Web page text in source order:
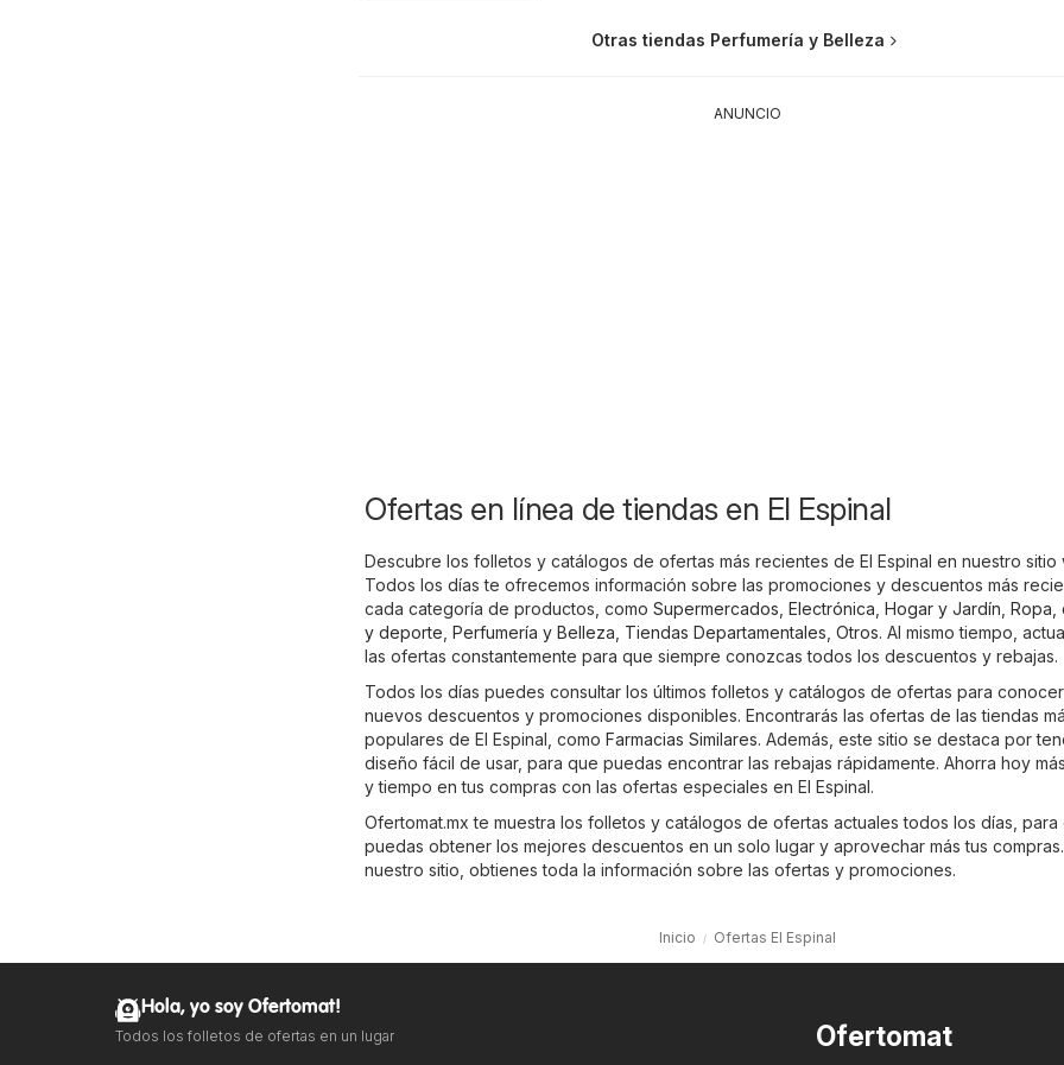
Otras tiendas Perfumería y Belleza
ANUNCIO
Ofertas en línea de tiendas en El Espinal
Descubre los folletos y catálogos de ofertas más recientes de El Espinal en nuestro sitio
Todos los días te ofrecemos información sobre las promociones y descuentos más
cada categoría de productos, como Supermercados Electrónica Hogar y Jardín Ropa,
y deporte Perfumería y Belleza Tiendas Departamentales Otros. Al mismo tiempo,
las ofertas constantemente para que siempre conozcas todos los descuentos y rebajas.
Todos los días puedes consultar los últimos folletos y catálogos de ofertas para
nuevos descuentos y promociones disponibles. Encontrarás las ofertas de las tiendas
populares de El Espinal, como Farmacias Similares. Además, este sitio se destaca por
diseño fácil de usar, para que puedas encontrar las rebajas rápidamente. Ahorra hoy
y tiempo en tus compras con las ofertas especiales en El Espinal.
Ofertomat.mx te muestra los folletos y catálogos de ofertas actuales todos los días, para
puedas obtener los mejores descuentos en un solo lugar y aprovechar más tus
nuestro sitio, obtienes toda la información sobre las ofertas y promociones.
Inicio Ofertas El Espinal
Ofertomat
Hola, yo soy Ofertomat!
Todos los folletos de ofertas en un lugar